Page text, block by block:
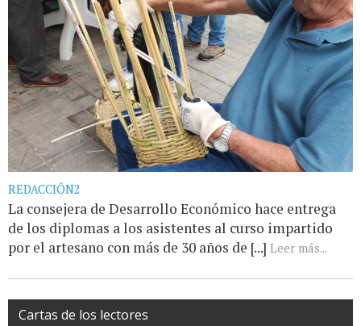
REDACCIÓN2
La consejera de Desarrollo Económico hace entrega
de los diplomas a los asistentes al curso impartido
por el artesano con más de 30 años de [...] Leer más...
Cartas de los lectores